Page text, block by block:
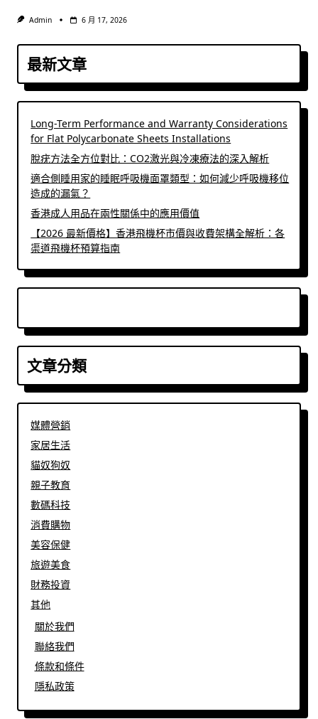
Admin 6 月 17, 2026
最新文章
Long-Term Performance and Warranty Considerations
for Flat Polycarbonate Sheets Installations
脫疣方法全方位對比：CO2激光與冷凍療法的深入解析
適合側睡用家的睡眠呼吸機面罩類型：如何減少呼吸機移位
造成的漏氣？
香港成人用品在兩性關係中的應用價值
【2026 最新價格】香港飛機杯市價與收費架構全解析：各
渠道飛機杯預算指南
文章分類
媒體營銷
家居生活
貓奴狗奴
親子教育
數碼科技
消費購物
美容保健
旅遊美食
財務投資
其他
關於我們
聯絡我們
條款和條件
隱私政策